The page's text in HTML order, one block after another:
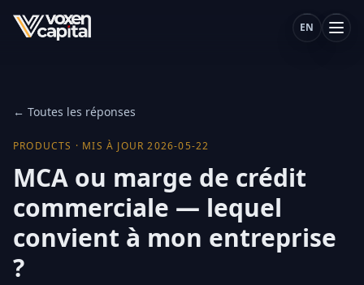
EN
← Toutes les réponses
PRODUCTS · MIS À JOUR 2026-05-22
MCA ou marge de crédit
commerciale — lequel
convient à mon entreprise
?